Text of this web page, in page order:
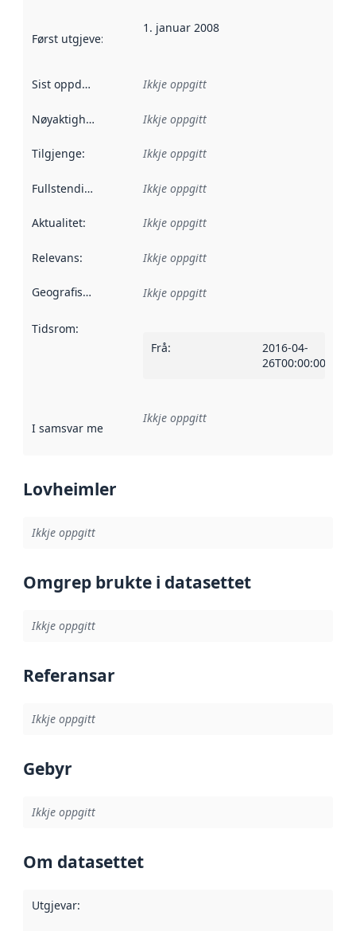
Først utgjeve: Denne datoen seier når dataa i dette
1. januar 2008
Sist oppdatert Ikkje oppgitt
Nøyaktigheit Ikkje oppgitt
Tilgjenge: Ikkje oppgitt
Fullstendigheit Ikkje oppgitt
Aktualitet: Ikkje oppgitt
Relevans: Ikkje oppgitt
Geografisk område Ikkje oppgitt
Tidsrom:
Frå:
2016-04-
26T00:00:00Z
I samsvar med Referanse til ei implementeringsregel eller
Ikkje oppgitt
Lovheimler
Ikkje oppgitt
Omgrep brukte i datasettet
Ikkje oppgitt
Referansar
Ikkje oppgitt
Gebyr
Ikkje oppgitt
Om datasettet
Utgjevar: